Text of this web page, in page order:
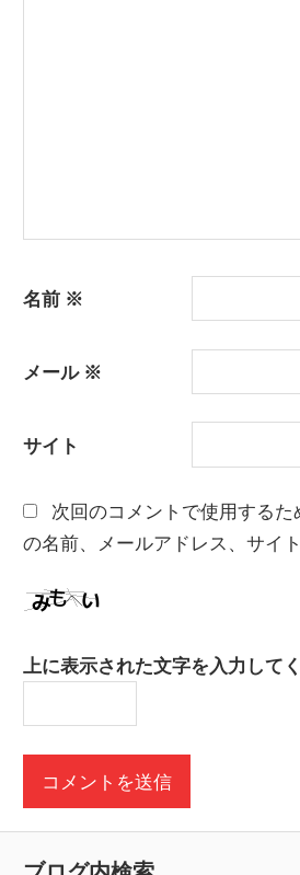
名前 ※
メール ※
サイト
次回のコメントで使用する
の名前、メールアドレス、サイ
上に表示された文字を入力して